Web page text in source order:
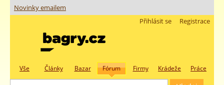
Novinky emailem
Registrace
Přihlásit se
Vše Články Bazar Fórum Firmy Krádeže Práce